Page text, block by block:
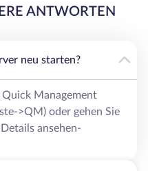
ANTWORTEN
neu starten?
Management
>QM) oder gehen Sie
ansehen-